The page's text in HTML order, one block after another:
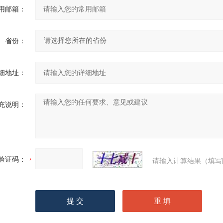
邮箱：
省份：
地址：
说明：
证码： 请输入计算结果（填